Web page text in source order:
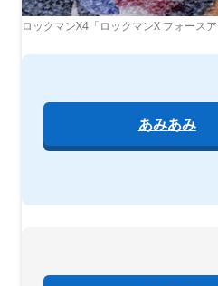
ロックマンX4「ロックマンX フォースア
あみあみ